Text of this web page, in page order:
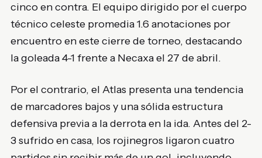
cinco en contra. El equipo dirigido por el cuerpo
técnico celeste promedia 1.6 anotaciones por
encuentro en este cierre de torneo, destacando
la goleada 4-1 frente a Necaxa el 27 de abril.
Por el contrario, el Atlas presenta una tendencia
de marcadores bajos y una sólida estructura
defensiva previa a la derrota en la ida. Antes del 2-
3 sufrido en casa, los rojinegros ligaron cuatro